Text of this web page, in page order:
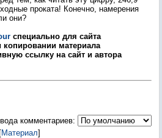
проката! Конечно, намерения
они?
специально для сайта
материала
ссылку на сайт и автора
комментариев:
[Материал]